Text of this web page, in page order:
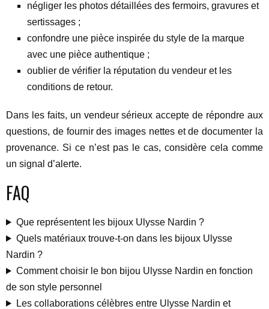
négliger les photos détaillées des fermoirs, gravures et
sertissages ;
confondre une pièce inspirée du style de la marque
avec une pièce authentique ;
oublier de vérifier la réputation du vendeur et les
conditions de retour.
Dans les faits, un vendeur sérieux accepte de répondre aux
questions, de fournir des images nettes et de documenter la
provenance. Si ce n’est pas le cas, considère cela comme
un signal d’alerte.
FAQ
Que représentent les bijoux Ulysse Nardin ?
Quels matériaux trouve-t-on dans les bijoux Ulysse
Nardin ?
Comment choisir le bon bijou Ulysse Nardin en fonction
de son style personnel
Les collaborations célèbres entre Ulysse Nardin et